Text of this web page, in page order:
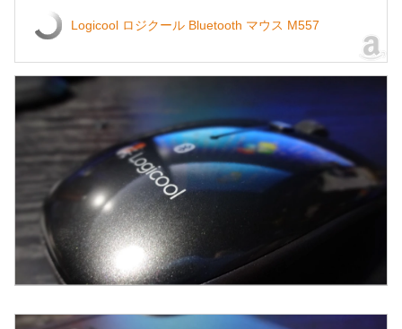
Logicool ロジクール Bluetooth マウス M557